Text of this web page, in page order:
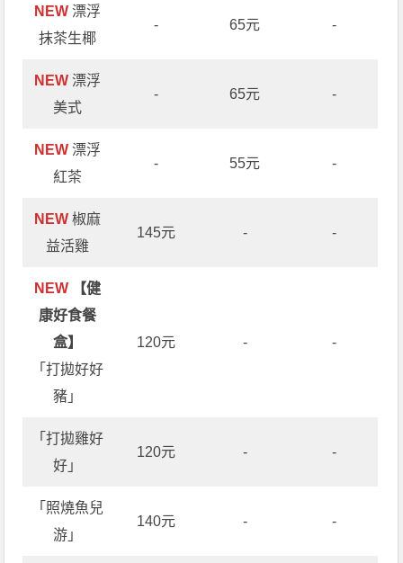
NEW漂浮
抹茶生椰
- 65元 -
NEW漂浮
美式
- 65元 -
NEW漂浮
紅茶
- 55元 -
NEW椒麻
益活雞
145元 - -
NEW
【健
康好食餐
盒】
「打拋好好
豬」
120元 - -
「打拋雞好
好」
120元 - -
「照燒魚兒
游」
140元 - -